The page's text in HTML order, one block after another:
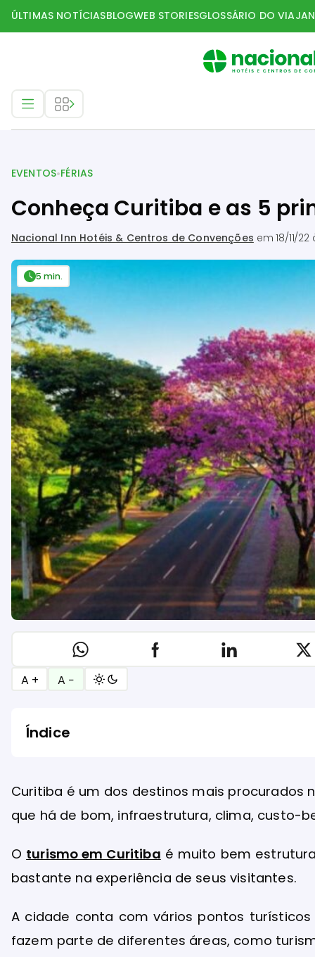
ÚLTIMAS NOTÍCIASBLOGWEB STORIESGLOSSÁRIO DO
Eventos
EVENTOS•FÉRIAS
Conheça Curitiba e as 5
Nacional Inn Hotéis & Centros de Convenções em18/11/
5 min.
A + A −
Índice
Curitiba é um dos destinos mais procurados
que há de bom, infraestrutura, clima, custo-
O turismo em Curitiba é muito bem
bastante na experiência de seus visitantes.
A cidade conta com vários pontos
fazem parte de diferentes áreas, como